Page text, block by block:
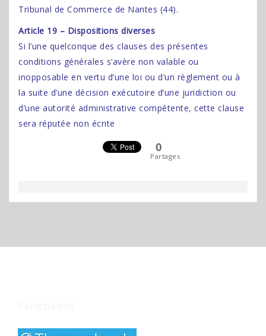
Tribunal de Commerce de Nantes (44).
Article 19 – Dispositions diverses
Si l’une quelconque des clauses des présentes
conditions générales s’avère non valable ou
inopposable en vertu d’une loi ou d’un règlement ou à
la suite d’une décision exécutoire d’une juridiction ou
d’une autorité administrative compétente, cette clause
sera réputée non écrite
0
Partages